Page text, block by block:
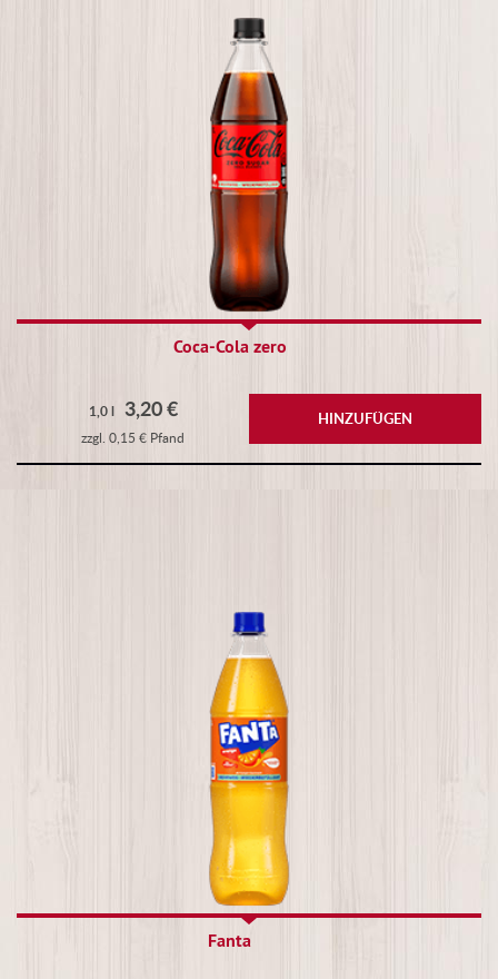
Coca-Cola zero
1,0 l 3,20 €
zzgl. 0,15 € Pfand
HINZUFÜGEN
Fanta